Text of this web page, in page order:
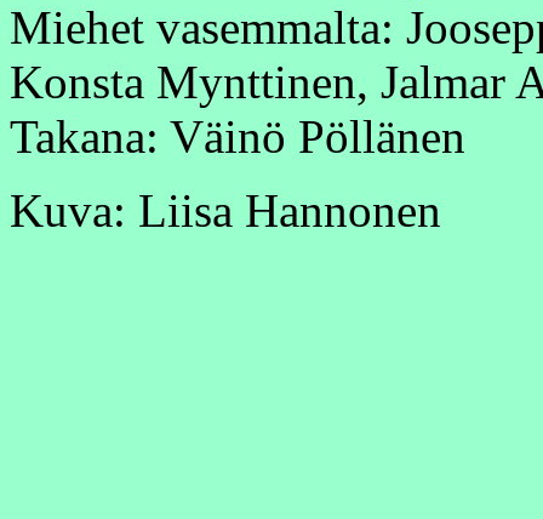
Miehet vasemmalta:
Konsta Mynttinen, Jalmar
Takana: Väinö Pöllänen
Kuva: Liisa Hannonen